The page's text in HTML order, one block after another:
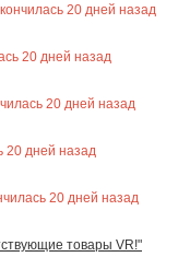
20 дней назад
20 дней назад
20 дней назад
20 дней назад
20 дней назад
товары VR!"